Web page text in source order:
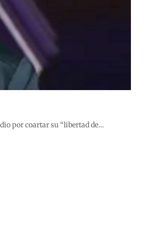
por coartar su “libertad de…